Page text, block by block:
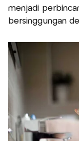
menjadi
bersinggungan